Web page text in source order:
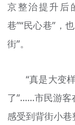
榜样人物
身边好人
北京宣传文化
宣传思想文化人
京整治提升后
巷”“民心巷”，
街”。
“真是大变
了”……市民游客
感受到背街小